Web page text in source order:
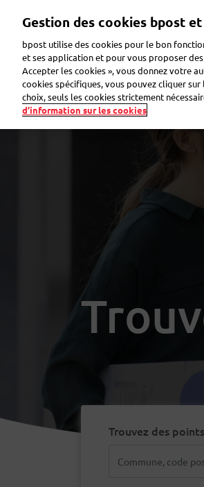
principal
Envoyer un colis
Trouvez des
Gestion des cookies bpost
bpost utilise des cookies pour le bon
et ses application et pour vous proposer
Accepter les cookies », vous donnez votre
cookies spécifiques, vous pouvez cliquer
choix, seuls les cookies strictement
d’information sur les cookies